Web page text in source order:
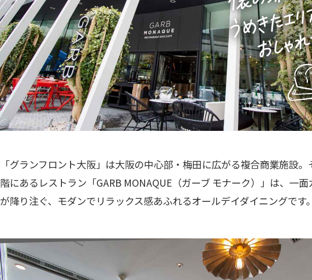
「グランフロント大阪」は大阪の中心部・梅田に広がる複合商業施設
階にあるレストラン「GARB MONAQUE（ガーブ モナーク）」は、一
が降り注ぐ、モダンでリラックス感あふれるオールデイダイニングです